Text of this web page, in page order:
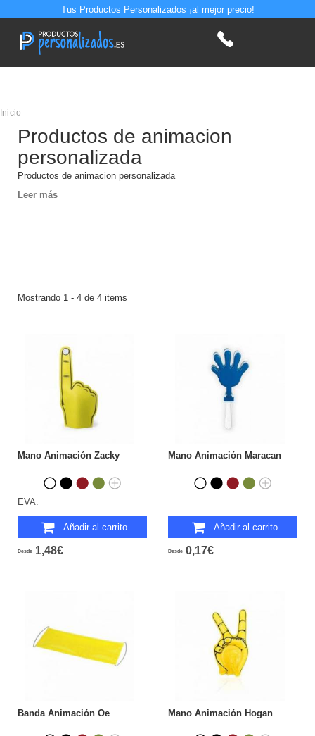
Tus Productos Personalizados ¡al mejor precio!
Inicio
Productos de animacion
personalizada
Productos de animacion personalizada
Leer más
Mostrando 1 - 4 de 4 items
Mano Animación Zacky
EVA.
Añadir al carrito
Desde 1,48€
Mano Animación Maracan
Añadir al carrito
Desde 0,17€
Banda Animación Oe Mano Animación Hogan